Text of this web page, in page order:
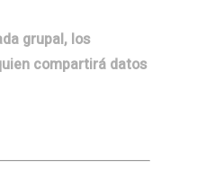
grupal, los
compartirá datos